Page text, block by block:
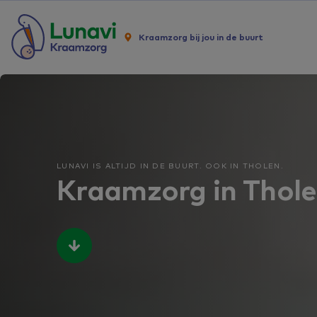
Kraamzorg bij jou in de buurt
LUNAVI IS ALTIJD IN DE BUURT. OOK IN THOLEN.
Kraamzorg in